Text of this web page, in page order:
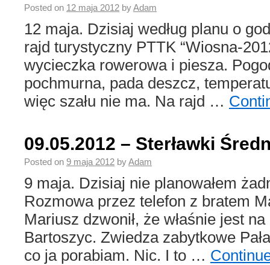
Posted on 12 maja 2012 byAdam
12 maja. Dzisiaj według planu o
rajd turystyczny PTTK “Wiosna-
wycieczka rowerowa i piesza.
pochmurna, pada deszcz,
więc szału nie ma. Na rajd …
09.05.2012 – Sterławki
Posted on 9 maja 2012 byAdam
9 maja. Dzisiaj nie planowałem
Rozmowa przez telefon z bratem
Mariusz dzwonił, że właśnie jest
Bartoszyc. Zwiedza zabytkowe
co ja porabiam. Nic. I to …